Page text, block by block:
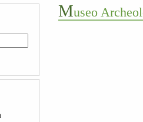
Museo